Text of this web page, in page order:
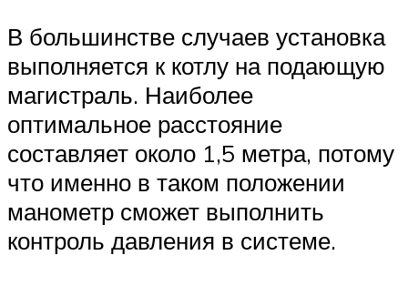
В большинстве случаев установка
выполняется к котлу на подающую
магистраль. Наиболее
оптимальное расстояние
составляет около 1,5 метра, потому
что именно в таком положении
манометр сможет выполнить
контроль давления в системе.